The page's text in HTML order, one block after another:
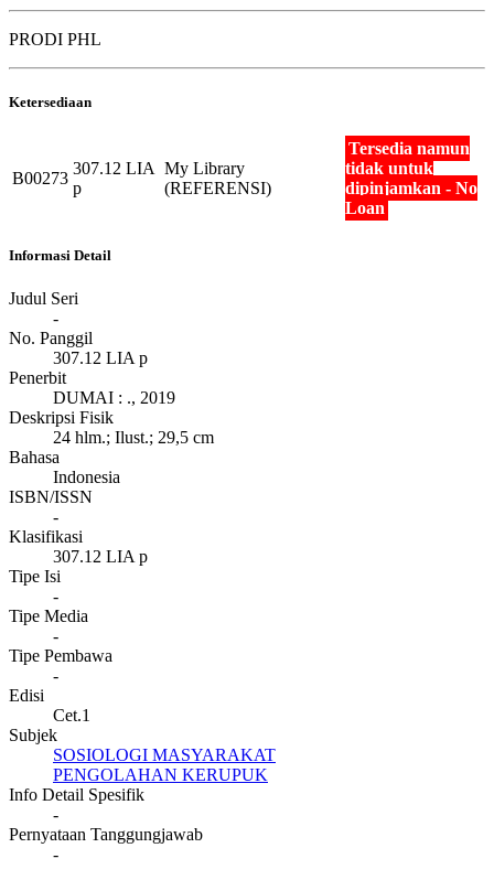
PRODI PHL
Ketersediaan
B00273
307.12 LIA
p
My Library
(REFERENSI)
Tersedia namun
tidak untuk
dipinjamkan - No
Loan
Informasi Detail
Judul Seri
-
No. Panggil
307.12 LIA p
Penerbit
DUMAI : ., 2019
Deskripsi Fisik
24 hlm.; Ilust.; 29,5 cm
Bahasa
Indonesia
ISBN/ISSN
-
Klasifikasi
307.12 LIA p
Tipe Isi
-
Tipe Media
-
Tipe Pembawa
-
Edisi
Cet.1
Subjek
SOSIOLOGI MASYARAKAT
PENGOLAHAN KERUPUK
Info Detail Spesifik
-
Pernyataan Tanggungjawab
-